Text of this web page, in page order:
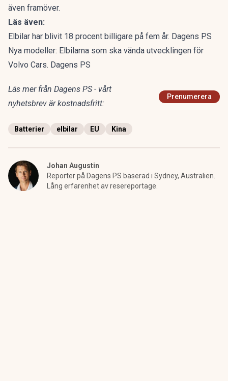
även framöver.
Läs även:
Elbilar har blivit 18 procent billigare på fem år. Dagens PS
Nya modeller: Elbilarna som ska vända utvecklingen för
Volvo Cars. Dagens PS
Läs mer från Dagens PS - vårt
nyhetsbrev är kostnadsfritt:
Prenumerera
Batterier elbilar EU Kina
Johan Augustin
Reporter på Dagens PS baserad i Sydney, Australien.
Lång erfarenhet av resereportage.